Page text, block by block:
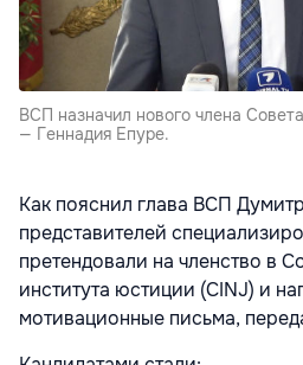
ВСП назначил нового члена
— Геннадия Епуре.
Как пояснил глава ВСП
представителей
претендовали на членство в
института юстиции (CINJ) и
мотивационные письма,